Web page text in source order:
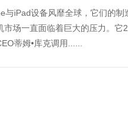
与iPad设备风靡全球，它们的
市场一直面临着巨大的压力。它
蒂姆•库克调用......